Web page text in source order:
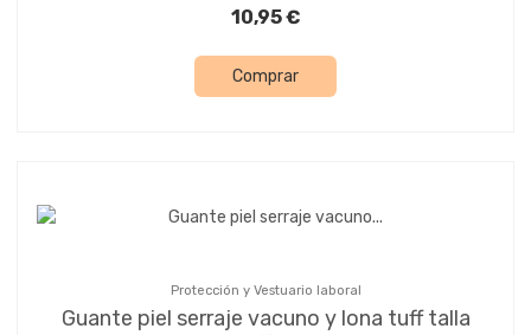
10,95 €
Comprar
Protección y Vestuario laboral
Guante piel serraje vacuno y lona tuff talla